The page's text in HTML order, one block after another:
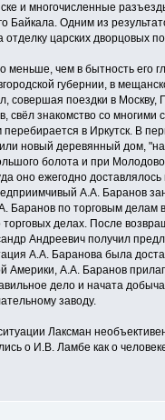
и многочисленные
Одним из
царских дворцовых
чем в бытность его
губернии, в
совершая поездки в
свёл знакомство со
в Иркутск. В
новый деревянный дом,
болота и при
оно ежегодно
А.А. Баранов
по торговым делам
делах. После
Андреевич получил
А.А. Баранова была
А.А. Баранов
дело и начата
заводу.
Лаксман
о И.В. Ламбе как о